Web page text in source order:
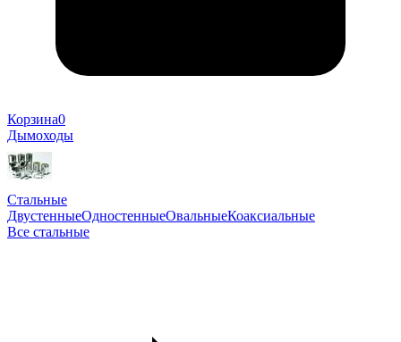
Корзина0
Дымоходы
Стальные
ДвустенныеОдностенныеОвальныеКоаксиальные
Все стальные